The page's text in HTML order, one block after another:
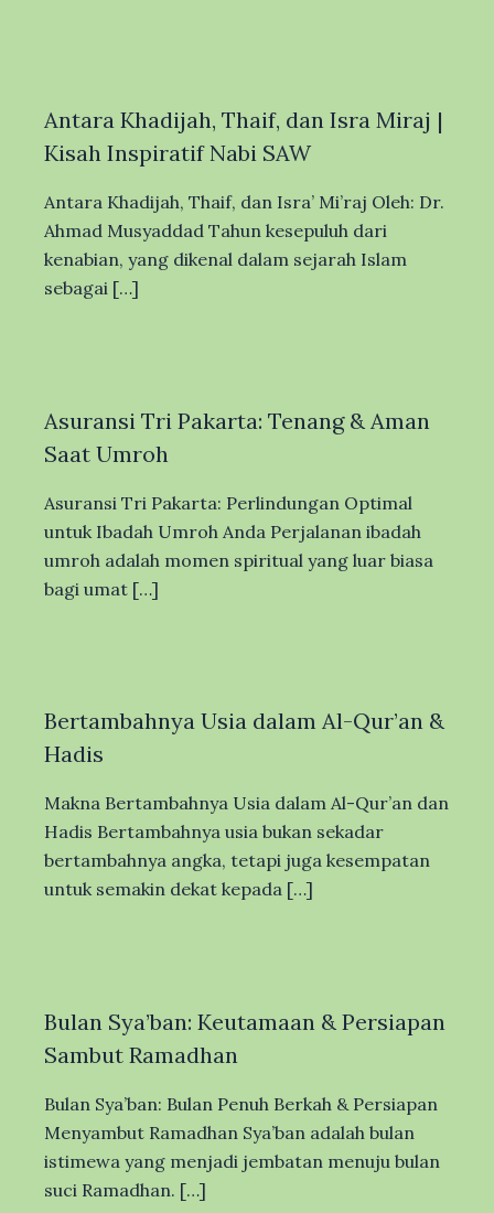
Antara Khadijah, Thaif, dan Isra Miraj |
Kisah Inspiratif Nabi SAW
Antara Khadijah, Thaif, dan Isra’ Mi’raj Oleh: Dr.
Ahmad Musyaddad Tahun kesepuluh dari
kenabian, yang dikenal dalam sejarah Islam
sebagai […]
Asuransi Tri Pakarta: Tenang & Aman
Saat Umroh
Asuransi Tri Pakarta: Perlindungan Optimal
untuk Ibadah Umroh Anda Perjalanan ibadah
umroh adalah momen spiritual yang luar biasa
bagi umat […]
Bertambahnya Usia dalam Al-Qur’an &
Hadis
Makna Bertambahnya Usia dalam Al-Qur’an dan
Hadis Bertambahnya usia bukan sekadar
bertambahnya angka, tetapi juga kesempatan
untuk semakin dekat kepada […]
Bulan Sya’ban: Keutamaan & Persiapan
Sambut Ramadhan
Bulan Sya’ban: Bulan Penuh Berkah & Persiapan
Menyambut Ramadhan Sya’ban adalah bulan
istimewa yang menjadi jembatan menuju bulan
suci Ramadhan. […]